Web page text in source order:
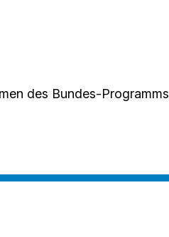
des Bundes-